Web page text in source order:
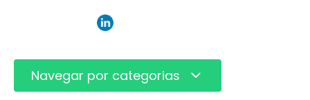
Navegar por categorias